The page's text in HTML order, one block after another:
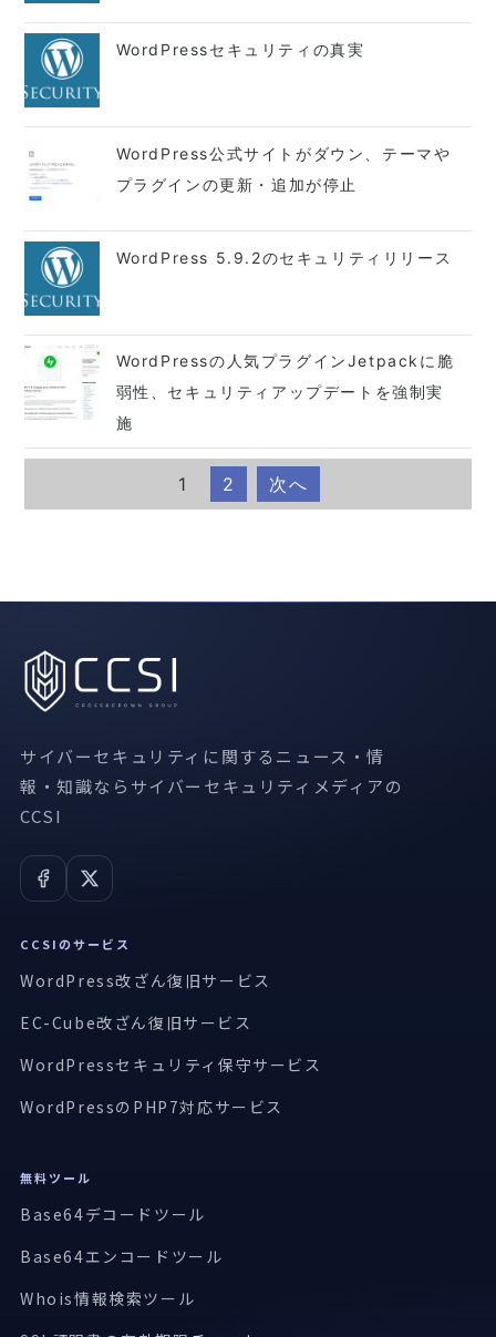
WordPressセキュリティの真実
WordPress公式サイトがダウン、テーマや
プラグインの更新・追加が停止
WordPress 5.9.2のセキュリティリリース
WordPressの人気プラグインJetpackに脆
弱性、セキュリティアップデートを強制実
施
1 2 次へ
サイバーセキュリティに関するニュース・情
報・知識ならサイバーセキュリティメディアの
CCSI
CCSIのサービス
WordPress改ざん復旧サービス
EC-Cube改ざん復旧サービス
WordPressセキュリティ保守サービス
WordPressのPHP7対応サービス
無料ツール
Base64デコードツール
Base64エンコードツール
Whois情報検索ツール